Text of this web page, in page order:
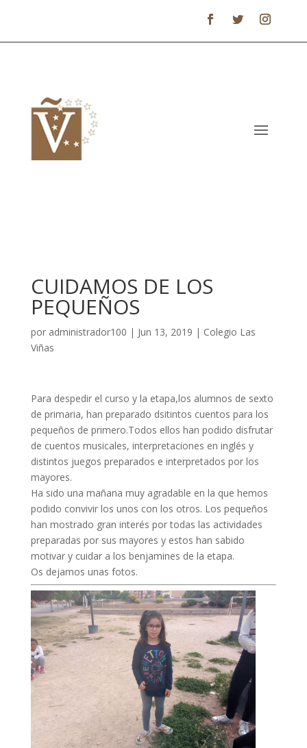
CUIDAMOS DE LOS
PEQUEÑOS
por administrador100 | Jun 13, 2019 | Colegio Las
Viñas
Para despedir el curso y la etapa,los alumnos de sexto
de primaria, han preparado dsitintos cuentos para los
pequeños de primero.Todos ellos han podido disfrutar
de cuentos musicales, interpretaciones en inglés y
distintos juegos preparados e interpretados por los
mayores.
Ha sido una mañana muy agradable en la que hemos
podido convivir los unos con los otros. Los pequeños
han mostrado gran interés por todas las actividades
preparadas por sus mayores y estos han sabido
motivar y cuidar a los benjamines de la etapa.
Os dejamos unas fotos.